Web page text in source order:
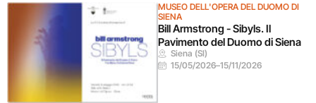
MUSEO DELL'OPERA DEL DUOMO DI
SIENA
Bill Armstrong - Sibyls. Il
Pavimento del Duomo di Siena
Siena (SI)
15/05/2026–15/11/2026